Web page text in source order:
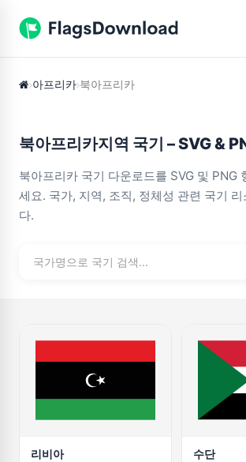
아프리카 북아프리카
북아프리카지역 국기 – SVG &
북아프리카 국기 다운로드를 SVG 및 PNG
세요. 국가, 지역, 조직, 정체성 관련 국기
다.
리비아 수단